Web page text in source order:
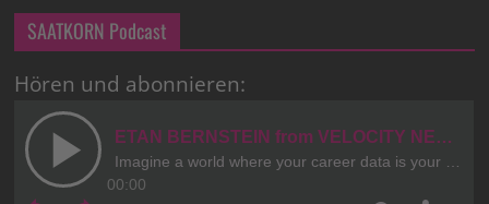
SAATKORN Podcast
Hören und abonnieren: